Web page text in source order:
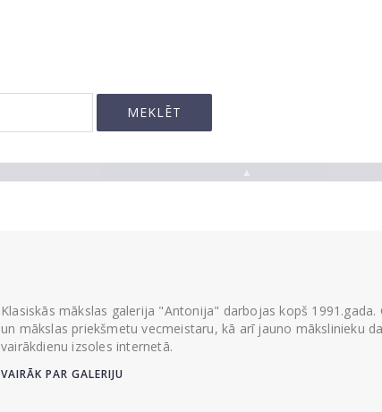
Klasiskās mākslas galerija "Antonija" darbojas kopš
un mākslas priekšmetu vecmeistaru, kā arī jauno mākslinieku
vairākdienu izsoles internetā.
VAIRĀK PAR GALERIJU